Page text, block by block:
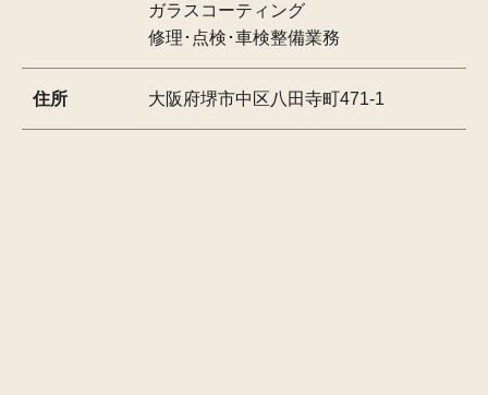
ガラスコーティング
修理･点検･車検整備業務
住所 大阪府堺市中区八田寺町471-1